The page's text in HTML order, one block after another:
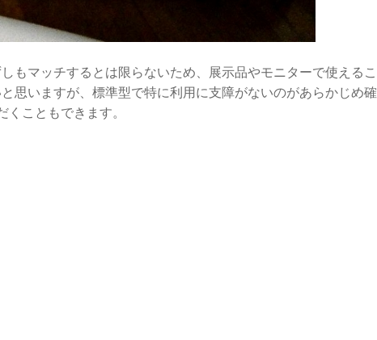
もマッチするとは限らないため、展示品やモニターで使えるこ
思いますが、標準型で特に利用に支障がないのがあらかじめ確
こともできます。